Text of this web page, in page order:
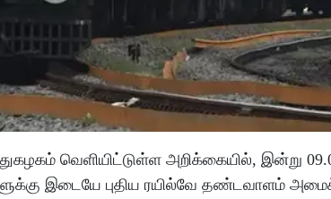
வெளியிட்டுள்ள அறிக்கையில், இன்று
இடையே புதிய ரயில்வே தண்டவாளம்